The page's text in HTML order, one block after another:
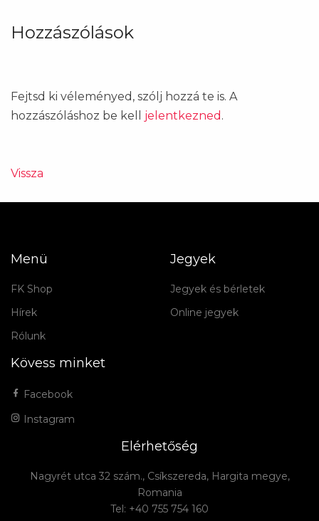
Hozzászólások
Fejtsd ki véleményed, szólj hozzá te is. A
hozzászóláshoz be kell jelentkezned .
Vissza
Menü
FK Shop
Hírek
Rólunk
Jegyek
Jegyek és bérletek
Online jegyek
Kövess minket
Facebook
Instagram
Elérhetőség
Nagyrét utca 32 szám., Csíkszereda, Hargita megye,
Romania
Tel: +40 755 754 160